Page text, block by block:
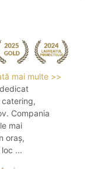
mai multe >>
catering,
Compania
mai
oraș,
...